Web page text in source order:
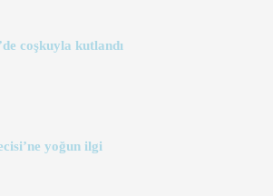
coşkuyla kutlandı
yoğun ilgi